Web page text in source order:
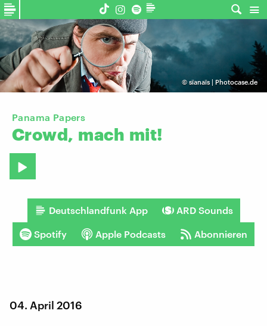
© sïanaïs | Photocase.de
Panama Papers
Crowd, mach mit!
Deutschlandfunk App ARD Sounds
Spotify Apple Podcasts Abonnieren
04. April 2016